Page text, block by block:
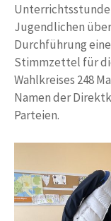
Jugendlichen
Durchführung
Stimmzettel für
Wahlkreises 248
Namen der
Parteien.